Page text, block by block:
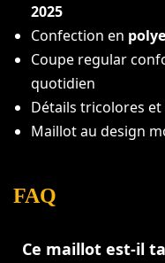
2025
Confection en
Coupe regular
quotidien
Détails tricolores et
Maillot au design
FAQ
Ce maillot est-il